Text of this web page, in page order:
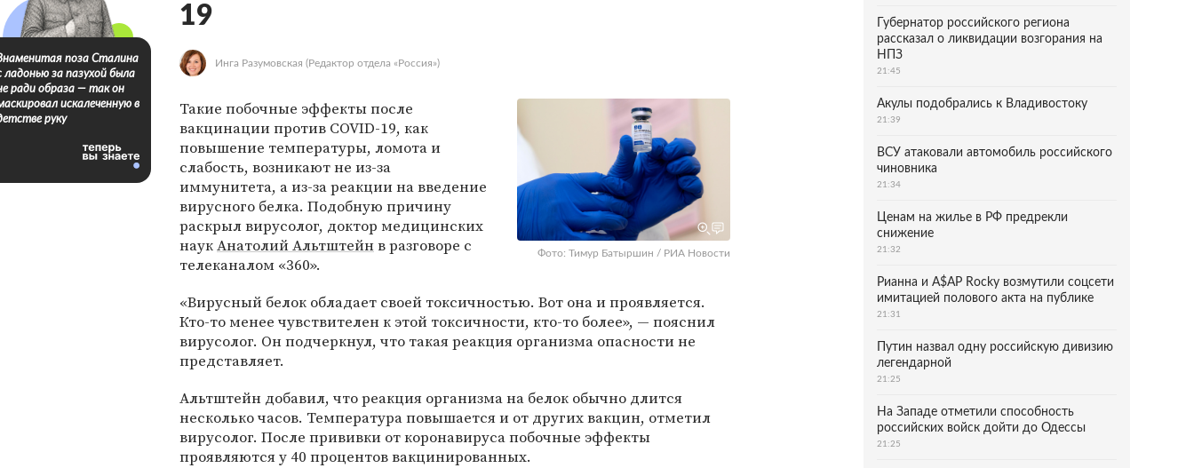
19
Инга Разумовская (Редактор отдела «Россия»)
Фото: Тимур Батыршин / РИА Новости
Такие побочные эффекты после
вакцинации против COVID-19, как
повышение температуры, ломота и
слабость, возникают не из-за
иммунитета, а из-за реакции на введение
вирусного белка. Подобную причину
раскрыл вирусолог, доктор медицинских
наукАнатолий Альтштейнв разговоре с
телеканалом «360».
«Вирусный белок обладает своей токсичностью. Вот она и проявляется.
Кто-то менее чувствителен к этой токсичности, кто-то более», — пояснил
вирусолог. Он подчеркнул, что такая реакция организма опасности не
представляет.
Альтштейн добавил, что реакция организма на белок обычно длится
несколько часов. Температура повышается и от других вакцин, отметил
вирусолог. После прививки от коронавируса побочные эффекты
проявляются у 40 процентов вакцинированных.
поза Сталина
ладонью за пазухой была
ради образа — так он
искалеченную в
руку
Губернатор российского региона
рассказал о ликвидации возгорания на
НПЗ
21:45
Акулы подобрались к Владивостоку
21:39
ВСУ атаковали автомобиль российского
чиновника
21:34
Ценам на жилье в РФ предрекли
снижение
21:32
Рианна и A$AP Rocky возмутили соцсети
имитацией полового акта на публике
21:31
Путин назвал одну российскую дивизию
легендарной
21:25
На Западе отметили способность
российских войск дойти до Одессы
21:25